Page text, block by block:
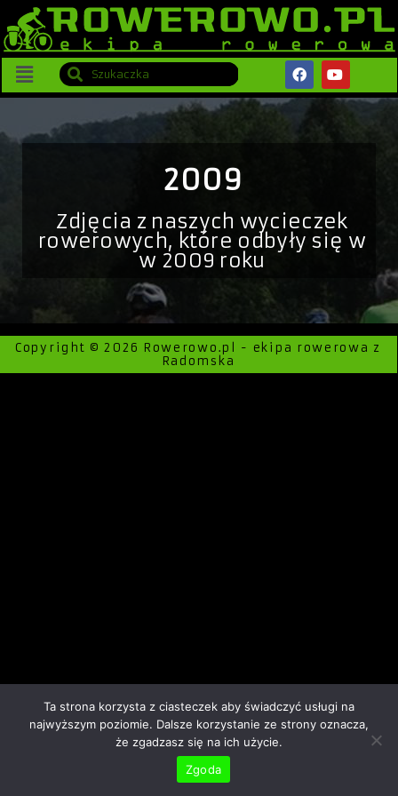
2009
Zdjęcia z naszych wycieczek
rowerowych, które odbyły się w
w 2009 roku
Copyright © 2026 Rowerowo.pl - ekipa rowerowa z
Radomska
Ta strona korzysta z ciasteczek aby świadczyć usługi na
najwyższym poziomie. Dalsze korzystanie ze strony oznacza,
że zgadzasz się na ich użycie.
Zgoda